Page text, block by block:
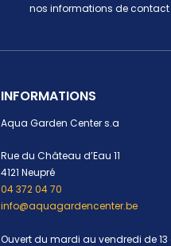
nos informations de
INFORMATIONS
Aqua Garden Center s.a
Rue du Château d’Eau 11
4121 Neupré
04 372 04 70
info@aquagardencenter.be
Ouvert du mardi au vendredi de 13